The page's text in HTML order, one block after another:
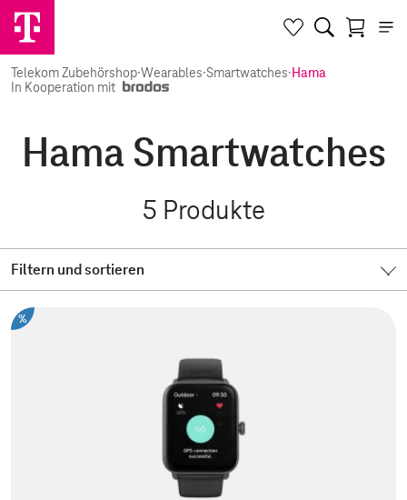
Telekom Zubehörshop·Wearables·Smartwatches·Hama
In Kooperation mit
Hama Smartwatches
5 Produkte
Filtern und sortieren
%